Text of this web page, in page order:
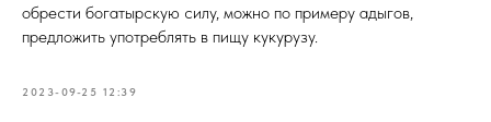
обрести богатырскую силу, можно по примеру адыгов,
предложить употреблять в пищу кукурузу.
2023-09-25 12:39